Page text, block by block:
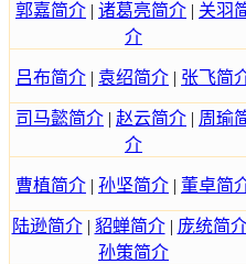
郭嘉简介 | 诸葛亮简介 | 关羽
介
吕布简介 | 袁绍简介 | 张飞简
司马懿简介 | 赵云简介 | 周瑜
介
曹植简介 | 孙坚简介 | 董卓简
陆逊简介| 貂蝉简介| 庞统简
孙策简介